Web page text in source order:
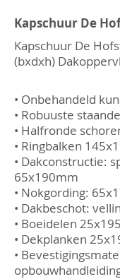
naar
begin
van
de
gallerij
Kapschuur De
Kapschuur De
(bxdxh)
• Onbehandeld
• Robuuste
• Halfronde
• Ringbalken
• Dakconstructie:
65x190mm
• Nokgording:
• Dakbeschot:
• Boeidelen
• Dekplanken
•